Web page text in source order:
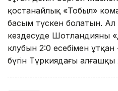
қостанайлық «Тобыл»
басым түскен болатын.
кездесуде Шотландияның
клубын 2:0 есебімен
бүгін Түркиядағы